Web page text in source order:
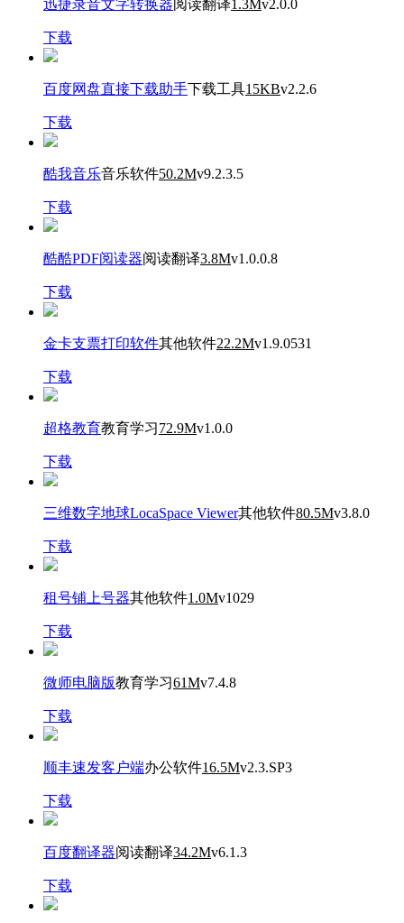
迅捷录音文字转换器 阅读翻译1.3Mv2.0.0
下载
百度网盘直接下载助手下载工具15KBv2.2.6
下载
酷我音乐音乐软件50.2Mv9.2.3.5
下载
酷酷PDF阅读器阅读翻译3.8Mv1.0.0.8
下载
金卡支票打印软件其他软件22.2Mv1.9.0531
下载
超格教育教育学习72.9Mv1.0.0
下载
三维数字地球LocaSpace Viewer其他软件80.5Mv3.8.0
下载
租号铺上号器其他软件1.0Mv1029
下载
微师电脑版教育学习61Mv7.4.8
下载
顺丰速发客户端办公软件16.5Mv2.3.SP3
下载
百度翻译器阅读翻译34.2Mv6.1.3
下载